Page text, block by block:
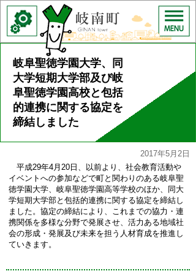
岐阜聖徳学園大学、同
大学短期大学部及び岐
阜聖徳学園高校と包括
的連携に関する協定を
締結しました
2017年5月2日
平成29年4月20日、以前より、社会教育活動や
イベントへの参加などで町と関わりのある岐阜聖
徳学園大学、岐阜聖徳学園高等学校のほか、同大
学短期大学部と包括的連携に関する協定を締結し
ました。協定の締結により、これまでの協力・連
携関係を多様な分野で発展させ、活力ある地域社
会の形成・発展及び未来を担う人材育成を推進し
ていきます。